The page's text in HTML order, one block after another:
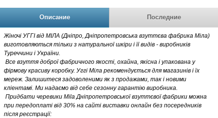
Описание Последние
Жіночі УГГІ від МІЛА (Дніпро, Дніпропетровська взуттєва фабрика Міла)
виготовляються тільки з натуральної шкіри і її видів - виробників
Туреччини і України.
Все взуття доброї фабричного якості, охайна, якісна і упакована у
фірмову красиву коробку. Уггі Міла рекомендується для магазинів і їх
мереж. Залишитеся задоволеними як з продажами, так і новими
кліентамі. Ми надаємо від себе сезонну гарантію виробника.
Придбати черевики Mila Дніпропетровської взуттєвої фабрики можна
при передоплаті від 30% на сайті виставки онлайн без посередників
після реєстрації: